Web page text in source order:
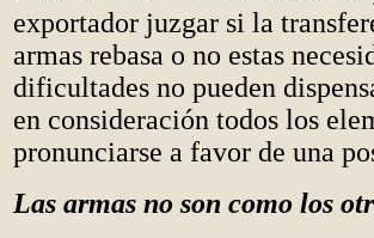
exportador juzgar si la
armas rebasa o no estas
dificultades no pueden
en consideración todos los
pronunciarse a favor de una
Las armas no son como los